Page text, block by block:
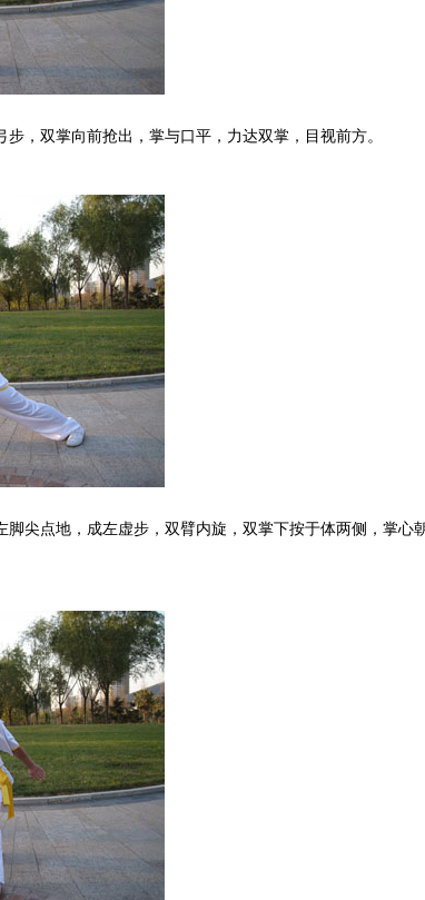
双掌向前抢出，掌与口平，力达双掌，目视前方。
点地，成左虚步，双臂内旋，双掌下按于体两侧，掌心